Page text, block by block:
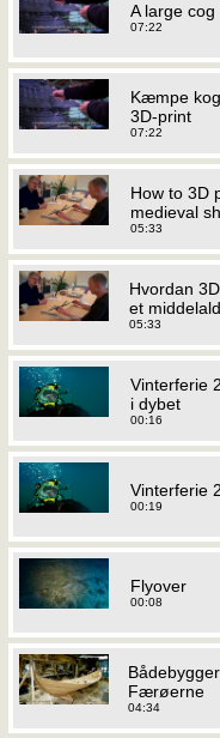
A large
07:22
Kæmpe
3D-print
07:22
How to 3D
medieval
05:33
Hvordan
et
05:33
Vinterferie
i dybet
00:16
Vinterferie
00:19
Flyover
00:08
Færøerne
04:34